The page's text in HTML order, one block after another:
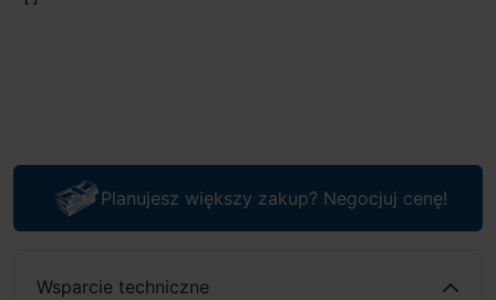
Planujesz większy zakup? Negocjuj cenę!
Wsparcie techniczne